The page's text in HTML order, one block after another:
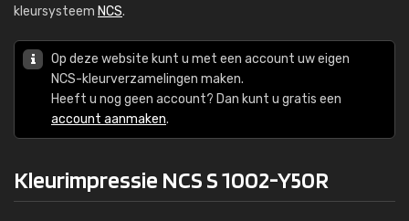
kleursysteem NCS.
Op deze website kunt u met een account uw eigen
NCS-kleurverzamelingen maken.
Heeft u nog geen account? Dan kunt u gratis een
account aanmaken.
Kleurimpressie NCS S 1002-Y50R